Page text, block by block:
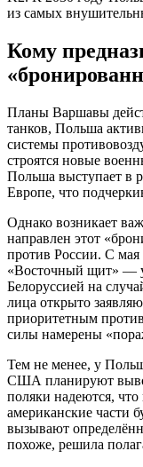
из самых
Кому
Планы Варшавы
танков, Польша
системы
строятся новые
Польша выступает в
Европе, что
Однако возникает
направлен этот
против России. С мая
«Восточный щит» —
Белоруссией на
лица открыто
приоритетным
силы намерены
Тем не менее, у
США планируют
поляки надеются, что
американские части
вызывают
похоже, решила